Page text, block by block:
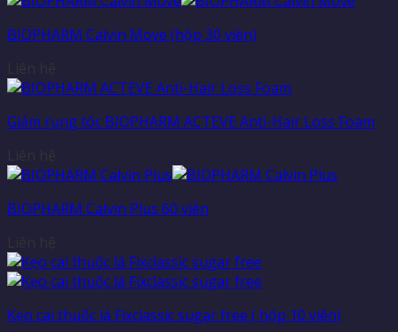
BIOPHARM Calvin Move (hộp 30 viên)
Giảm rụng tóc BIOPHARM ACTEVE Anti-Hair Loss Foam
BIOPHARM Calvin Plus 60 viên
Kẹo cai thuốc lá Fixclassic sugar free ( hộp 10 viên)